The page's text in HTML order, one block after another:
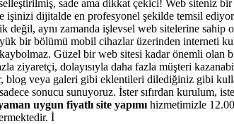
sade ama dikkat çekici! Web siteniz
işinizi dijitalde en profesyonel şekilde temsil
değil, aynı zamanda işlevsel web sitelerine
bir bölümü mobil cihazlar üzerinden interneti
Güzel bir web sitesi kadar önemli olan
ziyaretçi, dolayısıyla daha fazla müşteri
veya galeri gibi eklentileri dilediğiniz gibi
sonucu sunuyoruz. İster sıfırdan kurulum,
uygun fiyatlı site yapımı hizmetimizle
İ